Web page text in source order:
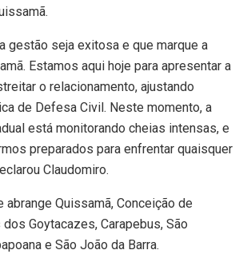
gestão seja exitosa e que marque a
Estamos aqui hoje para apresentar a
o relacionamento, ajustando
de Defesa Civil. Neste momento, a
está monitorando cheias intensas, e
preparados para enfrentar quaisquer
Claudomiro.
abrange Quissamã, Conceição de
dos Goytacazes, Carapebus, São
e São João da Barra.